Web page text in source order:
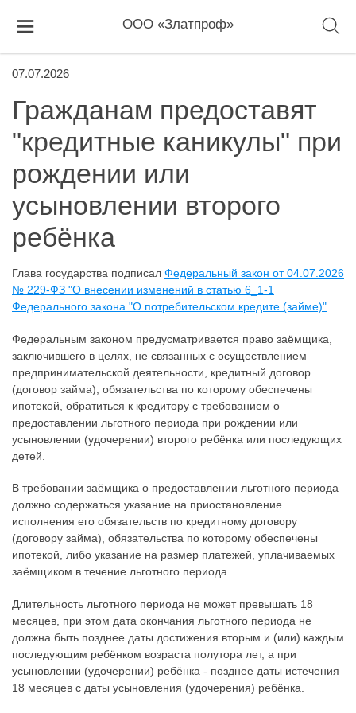
ООО «Златпроф»
07.07.2026
Гражданам предоставят
"кредитные каникулы" при
рождении или
усыновлении второго
ребёнка
Глава государства подписал Федеральный закон от 04.07.2026
№ 229-ФЗ "О внесении изменений в статью 6_1-1
Федерального закона "О потребительском кредите (займе)"
Федеральным законом предусматривается право заёмщика,
заключившего в целях, не связанных с осуществлением
предпринимательской деятельности, кредитный договор
(договор займа), обязательства по которому обеспечены
ипотекой, обратиться к кредитору с требованием о
предоставлении льготного периода при рождении или
усыновлении (удочерении) второго ребёнка или последующих
детей.
В требовании заёмщика о предоставлении льготного периода
должно содержаться указание на приостановление
исполнения его обязательств по кредитному договору
(договору займа), обязательства по которому обеспечены
ипотекой, либо указание на размер платежей, уплачиваемых
заёмщиком в течение льготного периода.
Длительность льготного периода не может превышать 18
месяцев, при этом дата окончания льготного периода не
должна быть позднее даты достижения вторым и (или) каждым
последующим ребёнком возраста полутора лет, а при
усыновлении (удочерении) ребёнка - позднее даты истечения
18 месяцев с даты усыновления (удочерения) ребёнка.